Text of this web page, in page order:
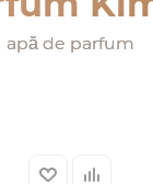
apă de parfum